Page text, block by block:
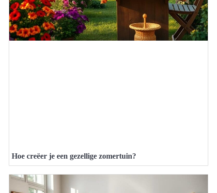
Hoe creëer je een gezellige zomertuin?